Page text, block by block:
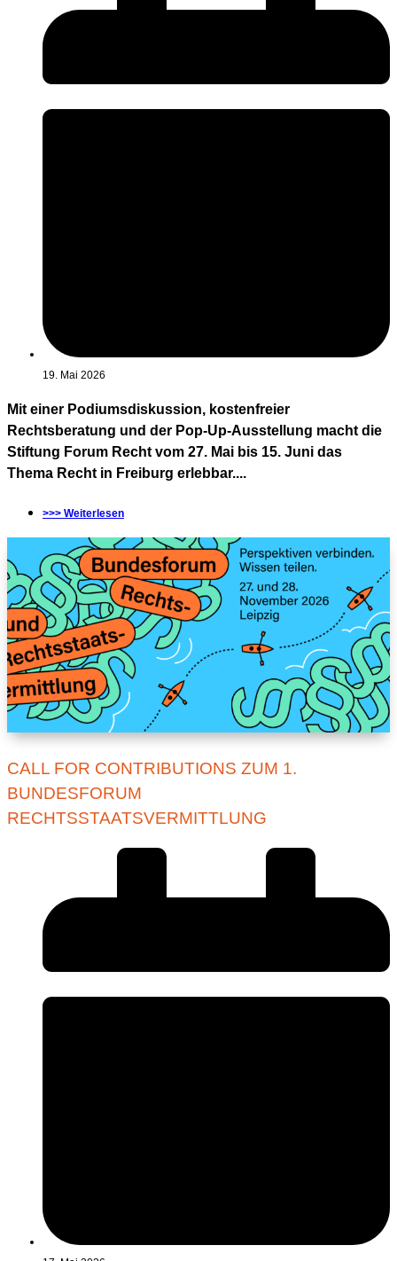
19. Mai 2026
Mit einer Podiumsdiskussion, kostenfreier
Rechtsberatung und der Pop-Up-Ausstellung macht die
Stiftung Forum Recht vom 27. Mai bis 15. Juni das
Thema Recht in Freiburg erlebbar....
>>> Weiterlesen
CALL FOR CONTRIBUTIONS ZUM 1.
BUNDESFORUM
RECHTSSTAATSVERMITTLUNG